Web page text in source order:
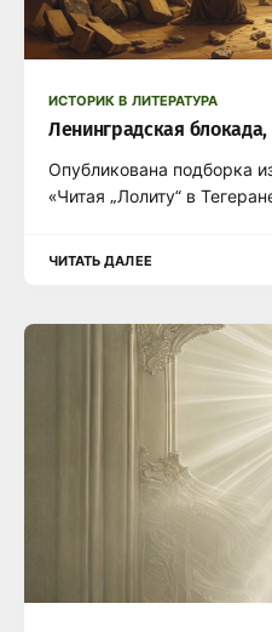
ИСТОРИК В ЛИТЕРАТУРА
Ленинградская блокада,
Опубликована подборка
«Читая „Лолиту“ в
ЧИТАТЬ ДАЛЕЕ